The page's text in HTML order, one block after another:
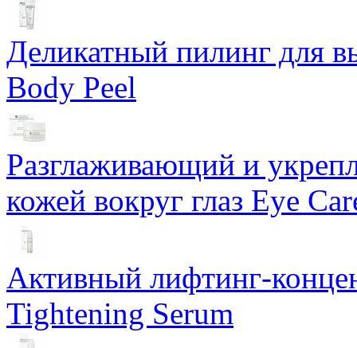
Деликатный пилинг для
Body Peel
Разглаживающий и
кожей вокруг глаз Eye
Активный лифтинг-
Tightening Serum